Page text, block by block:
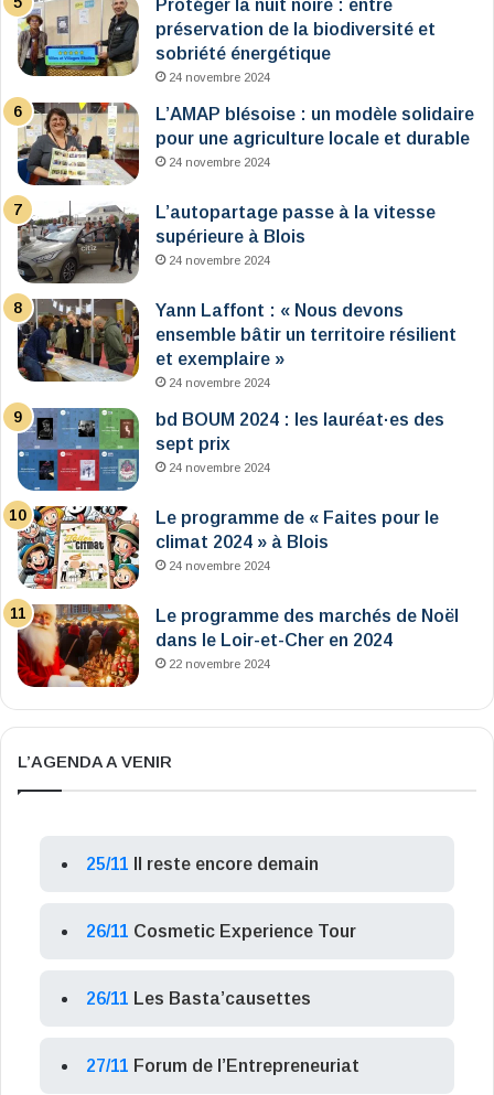
Protéger la nuit noire : entre
préservation de la biodiversité et
sobriété énergétique
24 novembre 2024
L’AMAP blésoise : un modèle solidaire
pour une agriculture locale et durable
24 novembre 2024
L’autopartage passe à la vitesse
supérieure à Blois
24 novembre 2024
Yann Laffont : « Nous devons
ensemble bâtir un territoire résilient
et exemplaire »
24 novembre 2024
bd BOUM 2024 : les lauréat·es des
sept prix
24 novembre 2024
Le programme de « Faites pour le
climat 2024 » à Blois
24 novembre 2024
Le programme des marchés de Noël
dans le Loir-et-Cher en 2024
22 novembre 2024
L’AGENDA A VENIR
25/11 Il reste encore demain
26/11 Cosmetic Experience Tour
26/11 Les Basta’causettes
27/11 Forum de l’Entrepreneuriat